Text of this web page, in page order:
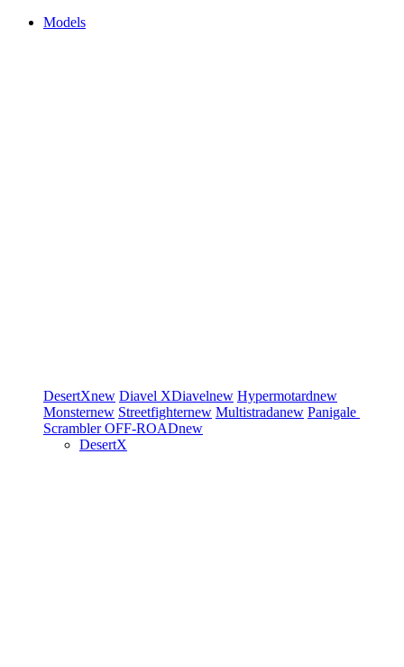
Models
DesertXnew Diavel XDiavelnew Hypermotardnew
Monsternew Streetfighternew Multistradanew Panigale
ScramblerOFF-ROADnew
DesertX